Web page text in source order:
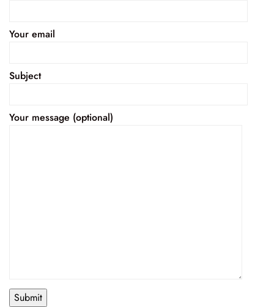
Your email
Subject
Your message (optional)